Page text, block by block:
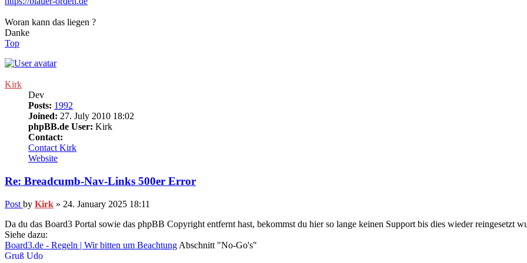
Woran kann das liegen ?
Danke
Top
Kirk
Dev
Posts: 1992
Joined: 27. July 2010 18:02
phpBB.de User: Kirk
Contact:
Contact Kirk
Website
Re: Breadcumb-Nav-Links 500er Error
Post by Kirk » 24. January 2025 18:11
Da du das Board3 Portal sowie das phpBB Copyright entfernt hast, bekommst du hier so lange keinen Support bis dies wieder reingesetzt
Siehe dazu:
Board3.de - Regeln | Wir bitten um Beachtung Abschnitt "No-Go's"
Gruß Udo